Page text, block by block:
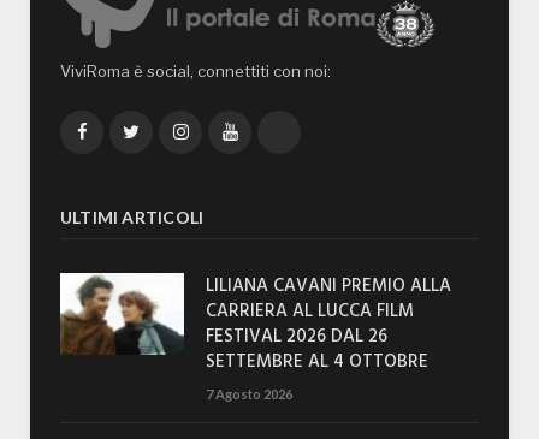
ViviRoma è social, connettiti con noi:
FacebookTwitterInstagramYouTube
ULTIMI ARTICOLI
LILIANA CAVANI PREMIO ALLA
CARRIERA AL LUCCA FILM
FESTIVAL 2026 DAL 26
SETTEMBRE AL 4 OTTOBRE
7 Agosto 2026